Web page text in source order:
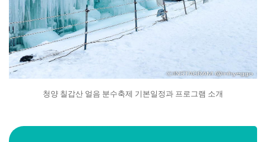
청양 칠갑산 얼음 분수축제 기본일정과 프로그램 소개